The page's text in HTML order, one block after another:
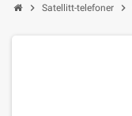
chevron_right Satellitt-telefoner chevron_right